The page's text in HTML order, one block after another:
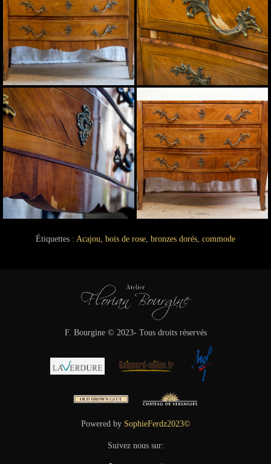
Étiquettes : Acajou bois de rose bronzes dorés commode
F. Bourgine © 2023- Tous droits réservés
Powered by SophieFerdz2023©
Suivez nous sur: